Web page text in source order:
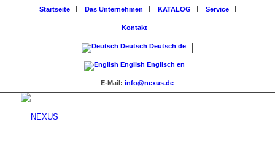
Startseite Das Unternehmen KATALOG Service
Kontakt
Deutsch Deutsch de
English Englisch en
E-Mail:info@nexus.de